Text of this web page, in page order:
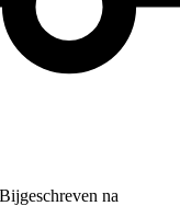
Bijgeschreven na